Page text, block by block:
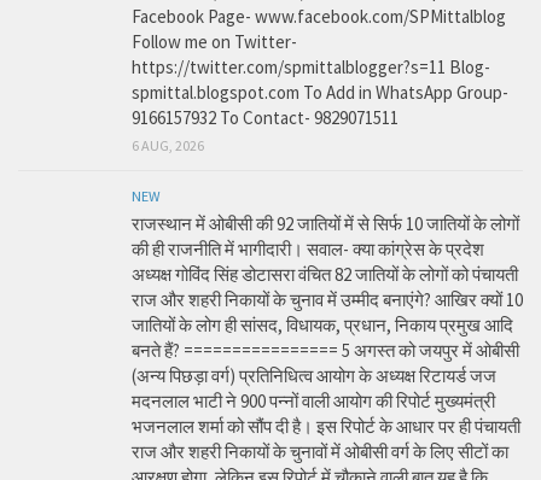
Facebook Page- www.facebook.com/SPMittalblog
Follow me on Twitter-
https://twitter.com/spmittalblogger?s=11 Blog-
spmittal.blogspot.com To Add in WhatsApp Group-
9166157932 To Contact- 9829071511
6 AUG, 2026
NEW
राजस्थान में ओबीसी की 92 जातियों में से सिर्फ 10 जातियों के लोगों
की ही राजनीति में भागीदारी। सवाल- क्या कांग्रेस के प्रदेश
अध्यक्ष गोविंद सिंह डोटासरा वंचित 82 जातियों के लोगों को पंचायती
राज और शहरी निकायों के चुनाव में उम्मीद बनाएंगे? आखिर क्यों 10
जातियों के लोग ही सांसद, विधायक, प्रधान, निकाय प्रमुख आदि
बनते हैं? ================ 5 अगस्त को जयपुर में ओबीसी
(अन्य पिछड़ा वर्ग) प्रतिनिधित्व आयोग के अध्यक्ष रिटायर्ड जज
मदनलाल भाटी ने 900 पन्नों वाली आयोग की रिपोर्ट मुख्यमंत्री
भजनलाल शर्मा को सौंप दी है। इस रिपोर्ट के आधार पर ही पंचायती
राज और शहरी निकायों के चुनावों में ओबीसी वर्ग के लिए सीटों का